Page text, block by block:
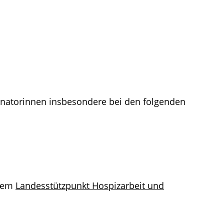
insbesondere bei den folgenden
Landesstützpunkt Hospizarbeit und